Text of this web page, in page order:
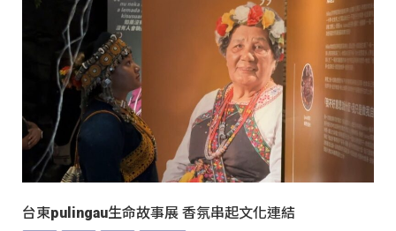
台東pulingau生命故事展 香氛串起文化連結